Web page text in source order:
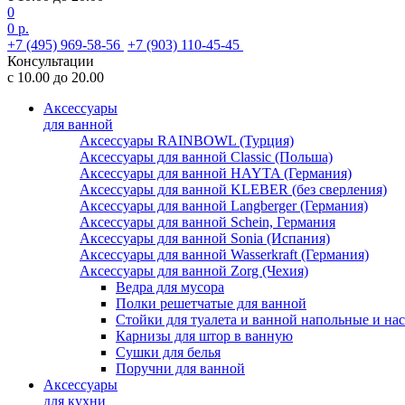
0
0 р.
+7 (495) 969-58-56 +7 (903) 110-45-45
Консультации
с 10.00 до 20.00
Аксессуары
для ванной
Аксессуары RAINBOWL (Турция)
Аксессуары для ванной Classic (Польша)
Аксессуары для ванной HAYTA (Германия)
Аксессуары для ванной KLEBER (без сверления)
Аксессуары для ванной Langberger (Германия)
Аксессуары для ванной Schein, Германия
Аксессуары для ванной Sonia (Испания)
Аксессуары для ванной Wasserkraft (Германия)
Аксессуары для ванной Zorg (Чехия)
Ведра для мусора
Полки решетчатые для ванной
Стойки для туалета и ванной напольные и
Карнизы для штор в ванную
Сушки для белья
Поручни для ванной
Аксессуары
для кухни